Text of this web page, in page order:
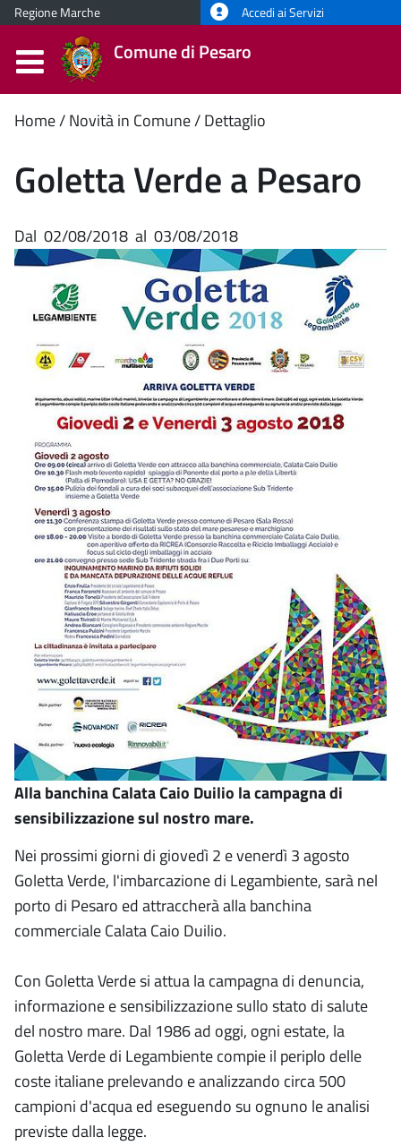
Regione Marche Accedi ai Servizi
Comune di Pesaro
Contenuto
principale
Home Novità in Comune Dettaglio
Goletta Verde a Pesaro
Dal 02/08/2018 al 03/08/2018
Alla banchina Calata Caio Duilio la campagna di
sensibilizzazione sul nostro mare.
Nei prossimi giorni di giovedì 2 e venerdì 3 agosto
Goletta Verde, l'imbarcazione di Legambiente, sarà nel
porto di Pesaro ed attraccherà alla banchina
commerciale Calata Caio Duilio.
Con Goletta Verde si attua la campagna di denuncia,
informazione e sensibilizzazione sullo stato di salute
del nostro mare. Dal 1986 ad oggi, ogni estate, la
Goletta Verde di Legambiente compie il periplo delle
coste italiane prelevando e analizzando circa 500
campioni d'acqua ed eseguendo su ognuno le analisi
previste dalla legge.